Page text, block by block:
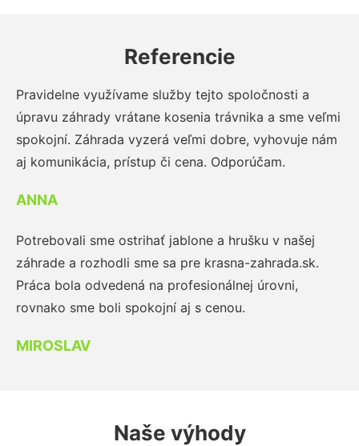
Referencie
Pravidelne využívame služby tejto spoločnosti a
úpravu záhrady vrátane kosenia trávnika a sme veľmi
spokojní. Záhrada vyzerá veľmi dobre, vyhovuje nám
aj komunikácia, prístup či cena. Odporúčam.
ANNA
Potrebovali sme ostrihať jablone a hrušku v našej
záhrade a rozhodli sme sa pre krasna-zahrada.sk.
Práca bola odvedená na profesionálnej úrovni,
rovnako sme boli spokojní aj s cenou.
MIROSLAV
Naše výhody